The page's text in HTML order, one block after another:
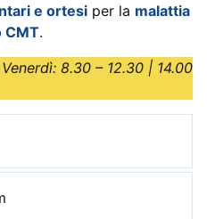
e ortesi per la malattia
CMT.
8.30 – 12.30 | 14.00